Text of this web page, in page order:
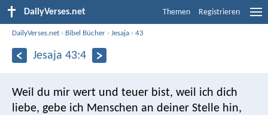
DailyVerses.net Themen Registrieren
DailyVerses.net › Bibel Bücher ›Jesaja ›43
Jesaja 43:4
Weil du mir wert und teuer bist, weil ich dich
liebe, gebe ich Menschen an deiner Stelle hin,